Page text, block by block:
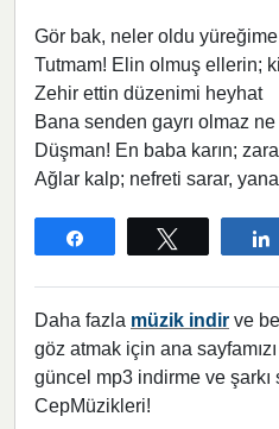
Gör bak, neler oldu yüreğime
Tutmam! Elin olmuş ellerin;
Zehir ettin düzenimi heyhat
Bana senden gayrı olmaz
Düşman! En baba karın;
Ağlar kalp; nefreti sarar,
Daha fazla müzik indir ve
göz atmak için ana
güncel mp3 indirme ve şarkı
CepMüzikleri!